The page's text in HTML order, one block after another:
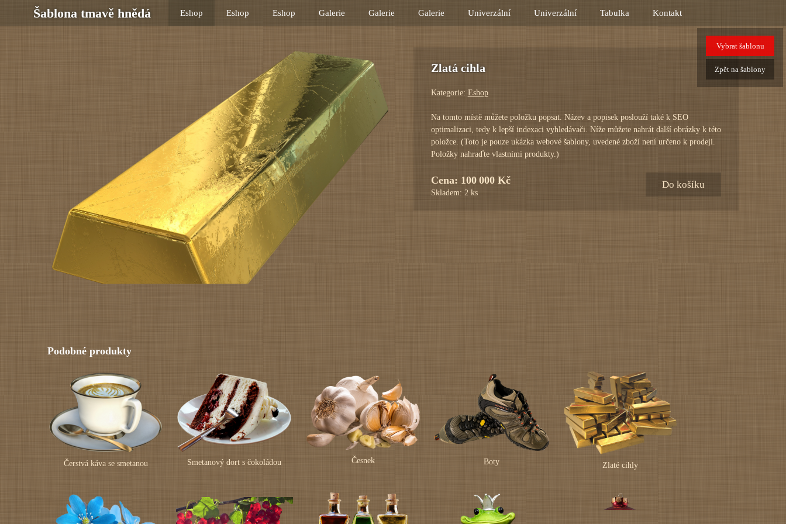
Šablona tmavě hnědá Eshop Eshop Eshop Galerie Galerie Galerie Univerzální Univerzální Tabulka Kontakt
Zlatá cihla
Kategorie:Eshop
Na tomto místě můžete položku popsat. Název a popisek poslouží také k SEO
optimalizaci, tedy k lepší indexaci vyhledávači. Níže můžete nahrát další obrázky k
této položce. (Toto je pouze ukázka webové šablony, uvedené zboží není určeno k
prodeji. Položky nahraďte vlastními produkty.)
Cena: 100 000 Kč
Skladem: 2 ks
Do košíku
Podobné produkty
Čerstvá káva se smetanou Smetanový dort s čokoládou Česnek Boty Zlaté cihly
Vybratšablonu
Zpět na šablony